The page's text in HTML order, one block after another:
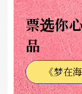
票选你
品
《梦在